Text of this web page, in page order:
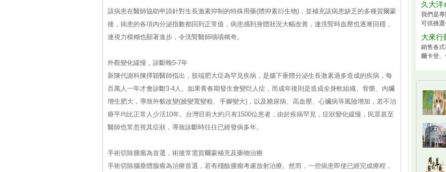
該病患在醫師協助申請針對生長激素抑制的特殊用藥(體抑素衍生物)，並補充該病患缺乏的多種賀爾蒙
後，病患的各項內分泌指數都回到正常值，病患感到身體狀況大幅改善，連洗腎時血壓也逐漸回穩，
連視力模糊也顯著進步，令洗腎醫師嘖嘖稱奇。
外觀變化緩慢，診斷晚5-7年
新陳代謝科陳擇穎醫師指出，肢端肥大症為罕見疾病，是腦下垂體分泌生長激素過多造成的疾病，每
百萬人一年才會診斷3-4人。如果青春期發生會變巨人症，而成年後則是造成全身軟組織、骨骼、內臟
增生肥大，導致外貌改變(臉變寬變粗、手腳變大)，以及糖尿病、高血壓、心臟病等風險增加，若不治
療平均比正常人少活10年。台灣目前大約只有1500位患者，由於疾病罕見，症狀變化緩慢，民眾甚至
醫師也常忽視其症狀，導致診斷時往往已經發病多年。
手術切除腫瘤為首選，術後常需賀爾蒙補充及藥物治療
手術切除腦垂體腺瘤為治療首選，若有殘餘腫瘤考慮放射治療。然而，一些病患即使已經完成療程，
久大洋
我們是
可供挑
大來行
銷售各
爾卡登